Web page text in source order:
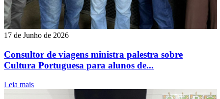
17 de Junho de 2026
Consultor de viagens ministra palestra sobre
Cultura Portuguesa para alunos de...
Leia mais